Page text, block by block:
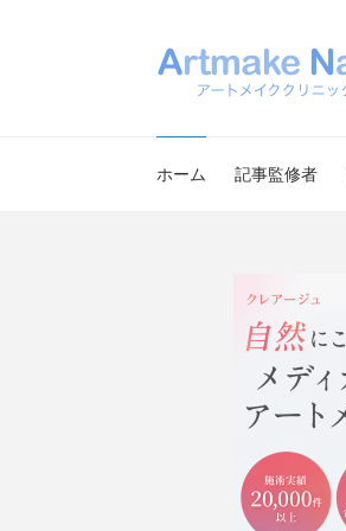
ホーム 記事監修者